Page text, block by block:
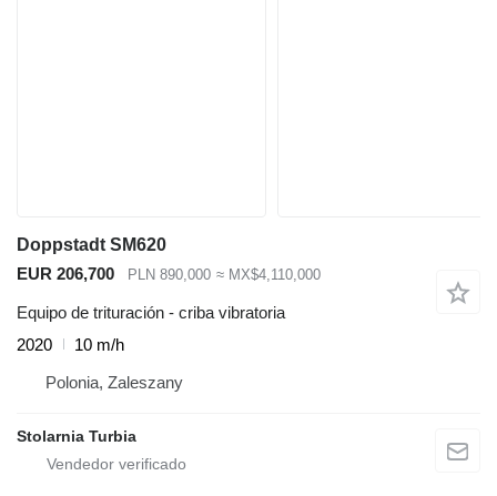
Doppstadt SM620
EUR 206,700
PLN 890,000 ≈ MX$4,110,000
Equipo de trituración - criba vibratoria
2020
10 m/h
Polonia, Zaleszany
Stolarnia Turbia